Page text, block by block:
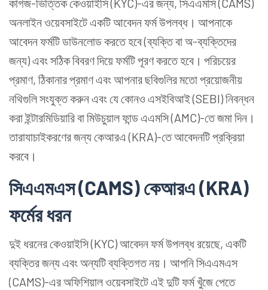
কাগজ-ভিত্তিক কেওয়াইসি (KYC)-এর জন্য, সিএএমসি (CAMS)
অনলাইন ওয়েবসাইটে একটি আবেদন ফর্ম উপলব্ধ। আপনাকে
আবেদন ফর্মটি ডাউনলোড করতে হবে (ব্যক্তি বা অ-ব্যক্তিদের
জন্য) এবং সঠিক বিবরণ দিয়ে ফর্মটি পূরণ করতে হবে। পরিচয়ের
প্রমাণ, ঠিকানার প্রমাণ এবং আপনার ছবিগুলির মতো প্রয়োজনীয়
নথিগুলি সংযুক্ত করুন এবং যে কোনও এসইবিআই (SEBI) নিবন্ধন
করা ইন্টারমিডিয়ারি বা মিউচুয়াল ফান্ড এএমসি (AMC)-তে জমা দিন।
তারাযাচাইকরণের জন্য কেআরএ (KRA)-তে আবেদনটি প্রক্রিয়া
করবে।
সিএএমএস (CAMS) কেআরএ (KRA)
ফর্মের ধরন
দুই ধরনের কেওয়াইসি (KYC) আবেদন ফর্ম উপলব্ধ রয়েছে, একটি
ব্যক্তির জন্য এবং অন্যটি ব্যক্তিগত নয়। আপনি সিএএমএস
(CAMS)-এর অফিশিয়াল ওয়েবসাইটে এই দুটি ফর্ম খুঁজে পেতে